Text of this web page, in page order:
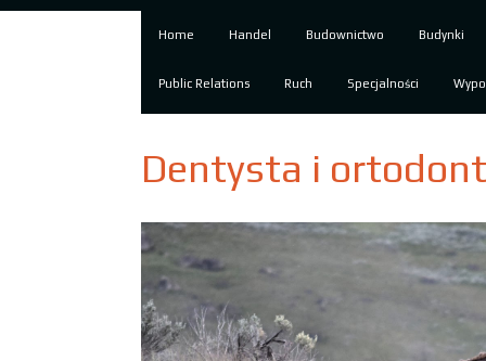
Home Handel Budownictwo Budynki
Public Relations Ruch Specjalności
Dentysta i